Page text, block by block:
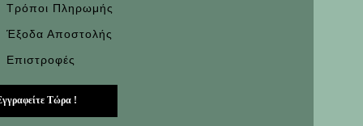
Τρόποι Πληρωμής
Έξοδα Αποστολής
Επιστροφές